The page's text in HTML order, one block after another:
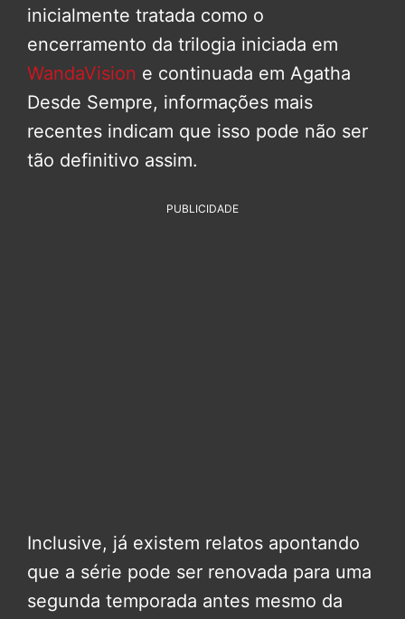
inicialmente tratada como o
encerramento da trilogia iniciada em
WandaVision e continuada em Agatha
Desde Sempre, informações mais
recentes indicam que isso pode não ser
tão definitivo assim.
PUBLICIDADE
Inclusive, já existem relatos apontando
que a série pode ser renovada para uma
segunda temporada antes mesmo da